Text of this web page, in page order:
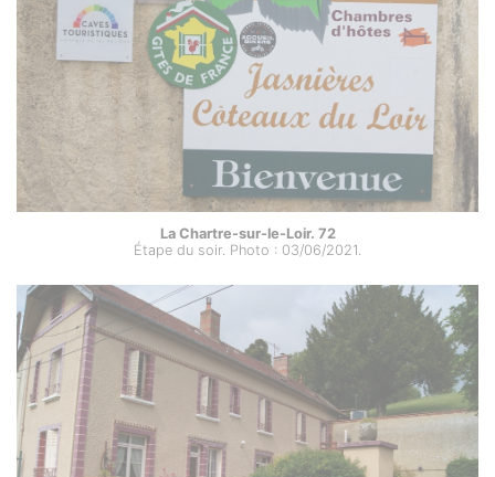
La Chartre-sur-le-Loir. 72
Étape du soir. Photo : 03/06/2021.